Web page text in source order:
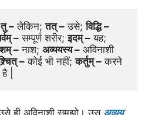
तु – लेकिन; तत् – उसे; विद्धि –
– सम्पूर्ण शरीर; इदम् –
– नाश; अव्ययस्य – अविनाशी
– कोई भी नहीं; कर्तुम् – करने
|
उसे ही अविनाशी समझो। उस अव्यय